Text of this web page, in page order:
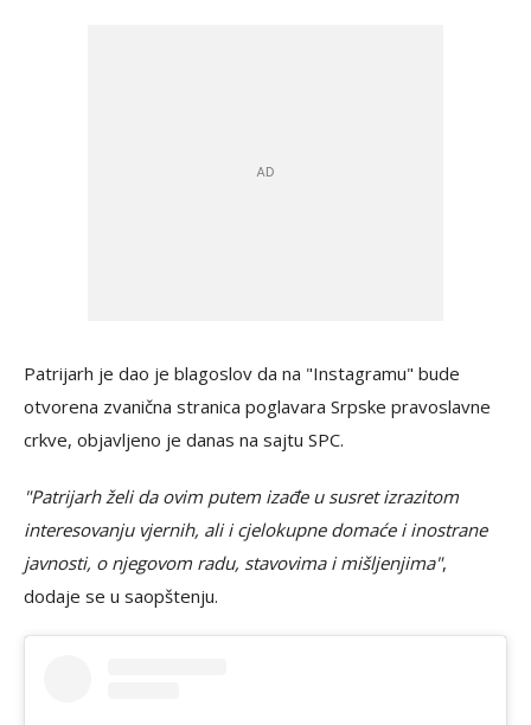
Patrijarh je dao je blagoslov da na "Instagramu" bude
otvorena zvanična stranica poglavara Srpske pravoslavne
crkve, objavljeno je danas na sajtu SPC.
"Patrijarh želi da ovim putem izađe u susret izrazitom
interesovanju vjernih, ali i cjelokupne domaće i inostrane
javnosti, o njegovom radu, stavovima i mišljenjima",
dodaje se u saopštenju.